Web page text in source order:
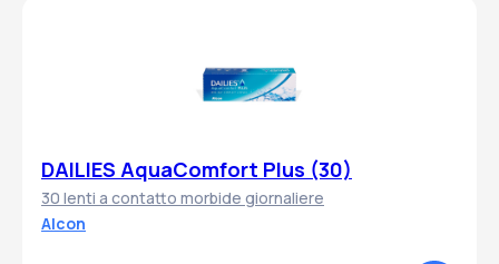
DAILIES AquaComfort Plus (30)
30 lenti a contatto morbide giornaliere
Alcon